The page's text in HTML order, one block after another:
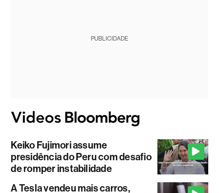
PUBLICIDADE
Keiko Fujimori assume
presidência do Peru com desafio
de romper instabilidade
A Tesla vendeu mais carros,